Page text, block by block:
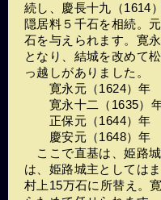
続し、慶長十九（1614
隠居料５千石を相続。
石を与えられます。寛
となり、結城を改めて
っ越しがありました。
寛永元（1624）年
寛永十二（1635）
正保元（1644）年
慶安元（1648）年
ここで直基は、姫路
は、姫路城主としては
村上15万石に所替え。